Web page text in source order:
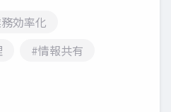
効率化
#情報共有